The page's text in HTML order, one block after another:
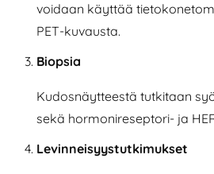
voidaan käyttää
PET-kuvausta.
Biopsia
Kudosnäytteestä tutkitaan
sekä hormonireseptori- ja
Levinneisyystutkimukset